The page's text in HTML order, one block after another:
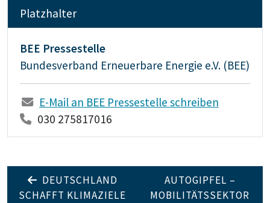
Platzhalter
BEE Pressestelle
Bundesverband Erneuerbare Energie e.V. (BEE)
E-Mail an BEE Pressestelle schreiben
030 275817016
DEUTSCHLAND
SCHAFFT KLIMAZIELE
AUTOGIPFEL –
MOBILITÄTSSEKTOR